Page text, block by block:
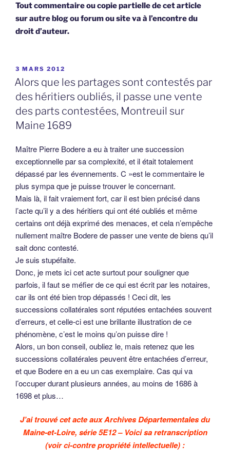
Tout commentaire ou copie partielle de cet article
sur autre blog ou forum ou site va à l’encontre du
droit d’auteur.
PUBLIÉ
LE
3 MARS 2012
Alors que les partages sont contestés par
des héritiers oubliés, il passe une vente
des parts contestées, Montreuil sur
Maine 1689
Maître Pierre Bodere a eu à traiter une succession
exceptionnelle par sa complexité, et il était totalement
dépassé par les évennements. C »est le commentaire le
plus sympa que je puisse trouver le concernant.
Mais là, il fait vraiement fort, car il est bien précisé dans
l’acte qu’il y a des héritiers qui ont été oubliés et même
certains ont déjà exprimé des menaces, et cela n’empêche
nullement maître Bodere de passer une vente de biens qu’il
sait donc contesté.
Je suis stupéfaite.
Donc, je mets ici cet acte surtout pour souligner que
parfois, il faut se méfier de ce qui est écrit par les notaires,
car ils ont été bien trop dépassés ! Ceci dit, les
successions collatérales sont réputées entachées souvent
d’erreurs, et celle-ci est une brillante illustration de ce
phénomène, c’est le moins qu’on puisse dire !
Alors, un bon conseil, oubliez le, mais retenez que les
successions collatérales peuvent être entachées d’erreur,
et que Bodere en a eu un cas exemplaire. Cas qui va
l’occuper durant plusieurs années, au moins de 1686 à
1698 et plus…
J’ai trouvé cet acte aux Archives Départementales du
Maine-et-Loire, série 5E12 – Voici sa retranscription
(voir ci-contre propriété intellectuelle) :